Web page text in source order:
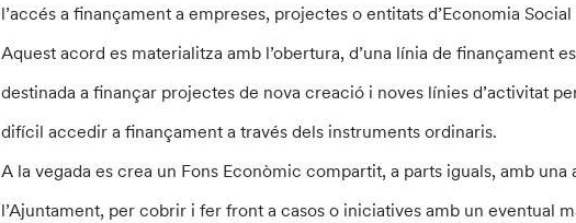
l’accés a finançament a empreses, projectes o entitats d’Economia Social
Aquest acord es materialitza amb l’obertura, d’una línia de finançament
destinada a finançar projectes de nova creació i noves línies d’activitat
difícil accedir a finançament a través dels instruments ordinaris.
A la vegada es crea un Fons Econòmic compartit, a parts iguals, amb
l’Ajuntament, per cobrir i fer front a casos o iniciatives amb un eventual